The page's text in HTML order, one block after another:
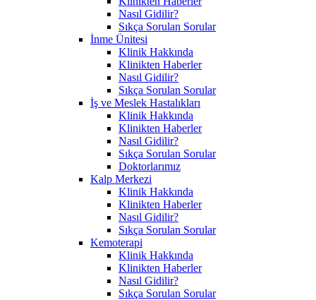
Nasıl Gidilir?
Sıkça Sorulan Sorular
İnme Ünitesi
Klinik Hakkında
Klinikten Haberler
Nasıl Gidilir?
Sıkça Sorulan Sorular
İş ve Meslek Hastalıkları
Klinik Hakkında
Klinikten Haberler
Nasıl Gidilir?
Sıkça Sorulan Sorular
Doktorlarımız
Kalp Merkezi
Klinik Hakkında
Klinikten Haberler
Nasıl Gidilir?
Sıkça Sorulan Sorular
Kemoterapi
Klinik Hakkında
Klinikten Haberler
Nasıl Gidilir?
Sıkça Sorulan Sorular